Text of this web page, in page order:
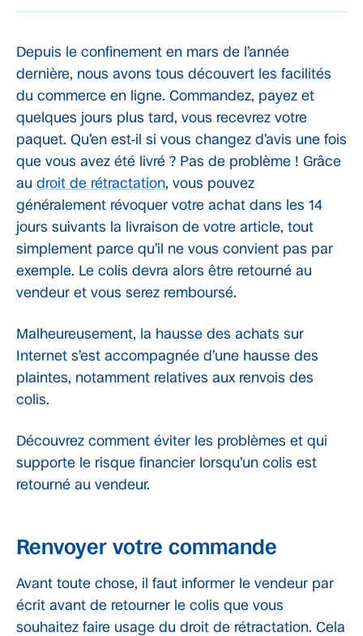
Depuis le confinement en mars de l’année
dernière, nous avons tous découvert les facilités
du commerce en ligne. Commandez, payez et
quelques jours plus tard, vous recevrez votre
paquet. Qu’en est-il si vous changez d’avis une fois
que vous avez été livré ? Pas de problème ! Grâce
au droit de rétractation, vous pouvez
généralement révoquer votre achat dans les 14
jours suivants la livraison de votre article, tout
simplement parce qu’il ne vous convient pas par
exemple. Le colis devra alors être retourné au
vendeur et vous serez remboursé.
Malheureusement, la hausse des achats sur
Internet s’est accompagnée d’une hausse des
plaintes, notamment relatives aux renvois des
colis.
Découvrez comment éviter les problèmes et qui
supporte le risque financier lorsqu’un colis est
retourné au vendeur.
Renvoyer votre commande
Avant toute chose, il faut informer le vendeur par
écrit avant de retourner le colis que vous
souhaitez faire usage du droit de rétractation. Cela